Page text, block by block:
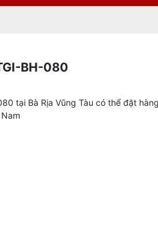
BH-080
tại Bà Rịa Vũng Tàu có thể đặt